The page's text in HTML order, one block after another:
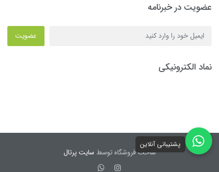
عضویت در خبرنامه
عضویت
نماد الکترونیکی
ساخت فروشگاه توسط سایت پرتال
پشتیبانی آنلاین